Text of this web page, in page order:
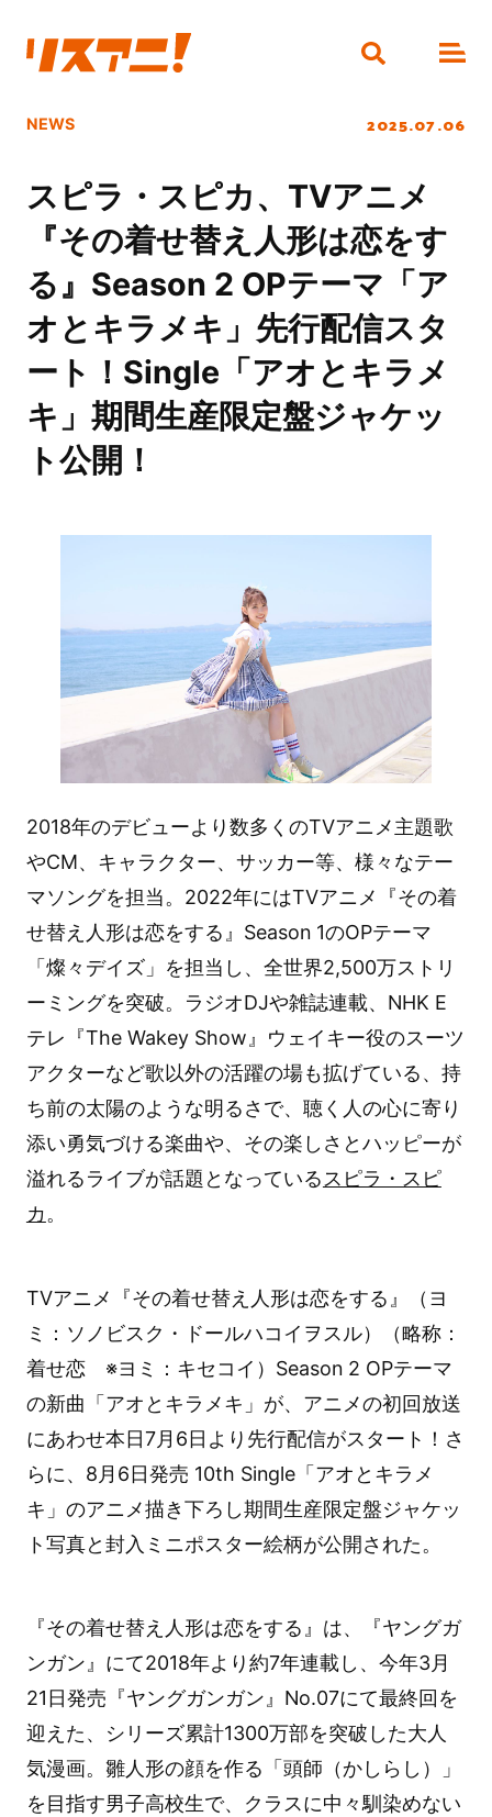
NEWS 2025.07.06
スピラ・スピカ、TVアニメ
『その着せ替え人形は恋をす
る』Season 2 OPテーマ「ア
オとキラメキ」先行配信スタ
ート！Single「アオとキラメ
キ」期間生産限定盤ジャケッ
ト公開！
2018年のデビューより数多くのTVアニメ主題歌
やCM、キャラクター、サッカー等、様々なテー
マソングを担当。2022年にはTVアニメ『その着
せ替え人形は恋をする』Season 1のOPテーマ
「燦々デイズ」を担当し、全世界2,500万ストリ
ーミングを突破。ラジオDJや雑誌連載、NHK E
テレ『The Wakey Show』ウェイキー役のスーツ
アクターなど歌以外の活躍の場も拡げている、持
ち前の太陽のような明るさで、聴く人の心に寄り
添い勇気づける楽曲や、その楽しさとハッピーが
溢れるライブが話題となっている スピラ・スピ
カ。
TVアニメ『その着せ替え人形は恋をする』（ヨ
ミ：ソノビスク・ドールハコイヲスル）（略称：
着せ恋 ※ヨミ：キセコイ）Season 2 OPテーマ
の新曲「アオとキラメキ」が、アニメの初回放送
にあわせ本日7月6日より先行配信がスタート！さ
らに、8月6日発売 10th Single「アオとキラメ
キ」のアニメ描き下ろし期間生産限定盤ジャケッ
ト写真と封入ミニポスター絵柄が公開された。
『その着せ替え人形は恋をする』は、『ヤングガ
ンガン』にて2018年より約7年連載し、今年3月
21日発売『ヤングガンガン』No.07にて最終回を
迎えた、シリーズ累計1300万部を突破した大人
気漫画。雛人形の顔を作る「頭師（かしらし）」
を目指す男子高校生で、クラスに中々馴染めない